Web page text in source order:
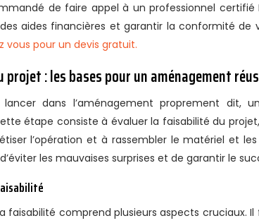
de faire appel à un professionnel certifié
aides financières et garantir la conformité de
vous pour un devis gratuit.
: les bases pour un aménagement
dans l’aménagement proprement dit,
étape consiste à évaluer la faisabilité du
l’opération et à rassembler le matériel et
les mauvaises surprises et de garantir le
faisabilité comprend plusieurs aspects cruciaux.